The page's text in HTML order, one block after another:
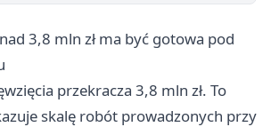
3,8 mln zł ma być gotowa pod
przekracza 3,8 mln zł. To
skalę robót prowadzonych przy